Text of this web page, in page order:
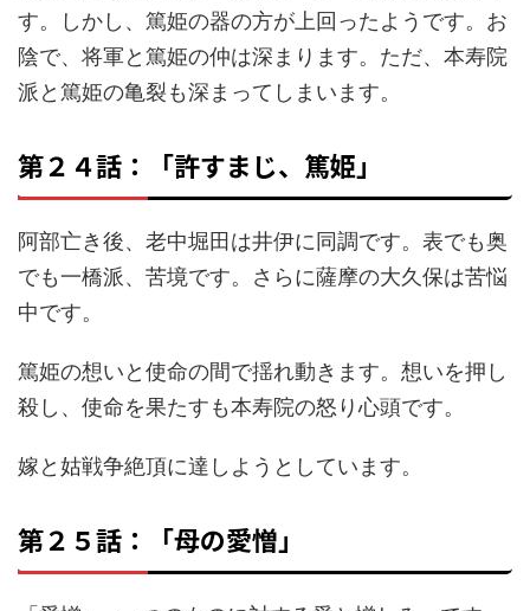
す。しかし、篤姫の器の方が上回ったようです。お
陰で、将軍と篤姫の仲は深まります。ただ、本寿院
派と篤姫の亀裂も深まってしまいます。
第２４話：「許すまじ、篤姫」
阿部亡き後、老中堀田は井伊に同調です。表でも奥
でも一橋派、苦境です。さらに薩摩の大久保は苦悩
中です。
篤姫の想いと使命の間で揺れ動きます。想いを押し
殺し、使命を果たすも本寿院の怒り心頭です。
嫁と姑戦争絶頂に達しようとしています。
第２５話：「母の愛憎」